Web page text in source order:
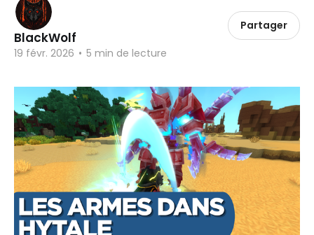
BlackWolf
19 févr. 2026 • 5 min de lecture
Partager